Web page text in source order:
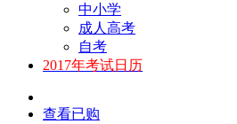
中小学
成人高考
自考
2017年考试日历
查看已购